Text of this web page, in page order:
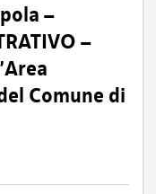
–
–
Comune di